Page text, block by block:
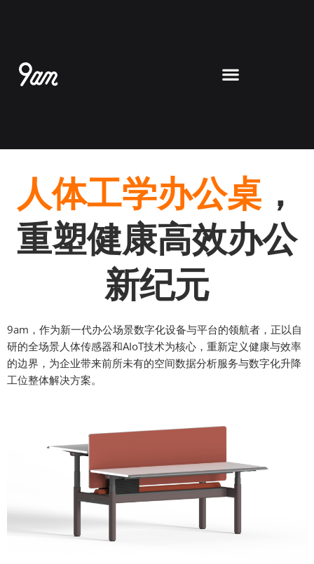
人体工学办公桌 ，
重塑健康高效办公
新纪元
9am，作为新一代办公场景数字化设备与平台的领航者，正以自
研的全场景人体传感器和AIoT技术为核心，重新定义健康与效率
的边界，为企业带来前所未有的空间数据分析服务与数字化升降
工位整体解决方案。